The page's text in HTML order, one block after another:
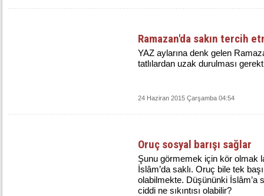
Ramazan'da sakın tercih
YAZ aylarına denk gelen
tatlılardan uzak durulması
24 Haziran 2015 Çarşamba 04:54
​Oruç sosyal barışı sağlar
Şunu görmemek için kör olmak
İslâm’da saklı. Oruç bile tek
olabilmekte. Düşününki İslâm’a
ciddi ne sıkıntısı olabilir?